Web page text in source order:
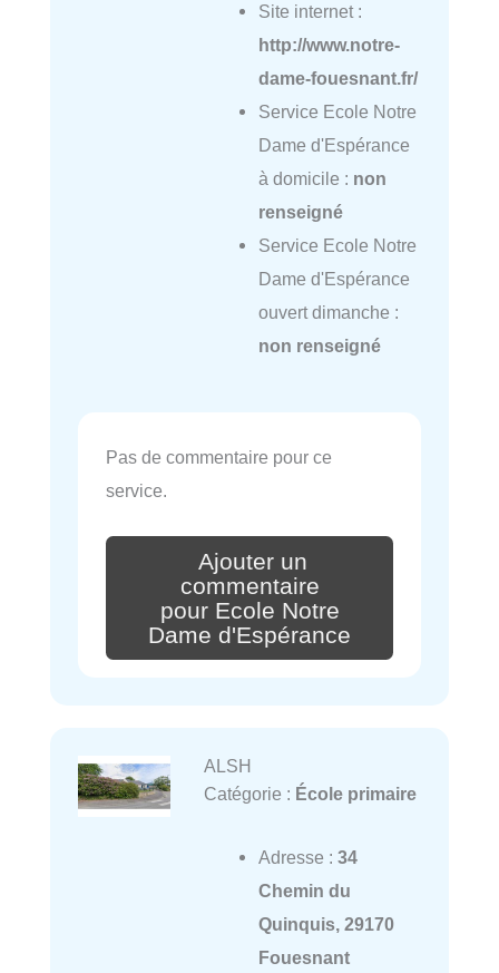
Site internet :
http://www.notre-
dame-fouesnant.fr/
Service Ecole Notre
Dame d'Espérance
à domicile : non
renseigné
Service Ecole Notre
Dame d'Espérance
ouvert dimanche :
non renseigné
Pas de commentaire pour ce
service.
Ajouter un
commentaire
pour Ecole Notre
Dame d'Espérance
ALSH
Catégorie : École primaire
Adresse : 34
Chemin du
Quinquis, 29170
Fouesnant